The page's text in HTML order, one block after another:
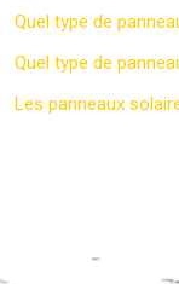
Quel type de
Quel type de
Les panneaux